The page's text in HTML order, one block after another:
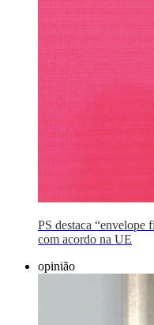
PS destaca “envelope
com acordo na UE
opinião